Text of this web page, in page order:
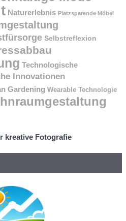
Naturerlebnis Platzsparende Möbel
Selbstreflexion
Technologische
Innovationen
Gardening Wearable Technologie
kreative Fotografie